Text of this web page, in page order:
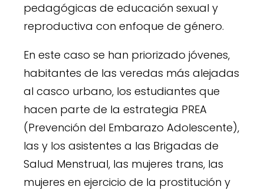
pedagógicas de educación sexual y
reproductiva con enfoque de género.
En este caso se han priorizado jóvenes,
habitantes de las veredas más alejadas
al casco urbano, los estudiantes que
hacen parte de la estrategia PREA
(Prevención del Embarazo Adolescente),
las y los asistentes a las Brigadas de
Salud Menstrual, las mujeres trans, las
mujeres en ejercicio de la prostitución y